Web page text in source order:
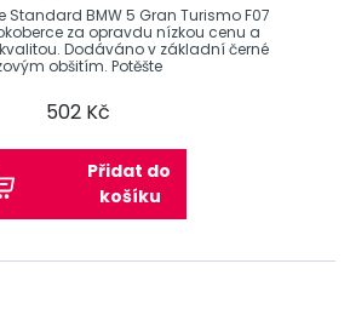
Standard BMW 5 Gran Turismo F07
za opravdu nízkou cenu a
Dodáváno v základní černé
obšitím. Potěšte
502 Kč
Přidat do
košíku